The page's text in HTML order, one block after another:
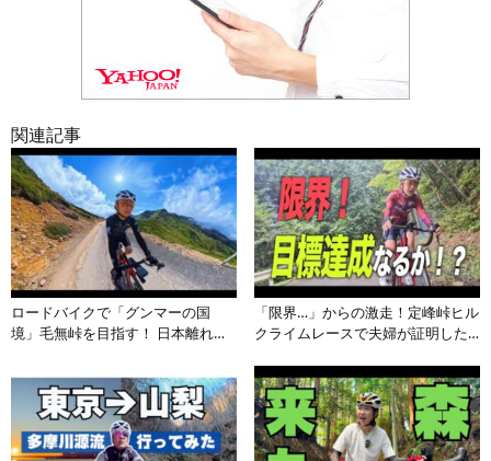
関連記事
ロードバイクで「グンマーの国
境」毛無峠を目指す！ 日本離れし
「限界…」からの激走！定峰峠ヒル
クライムレースで夫婦が証明した